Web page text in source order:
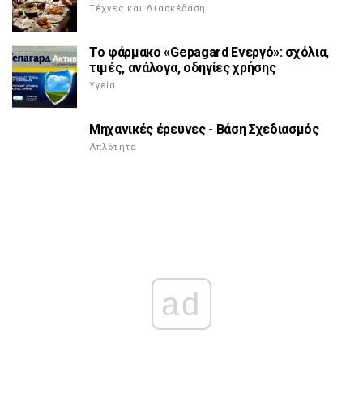
Τέχνες και Διασκέδαση
Το φάρμακο «Gepagard Ενεργό»: σχόλια,
τιμές, ανάλογα, οδηγίες χρήσης
Υγεία
Μηχανικές έρευνες - Βάση Σχεδιασμός
Απλότητα
ad